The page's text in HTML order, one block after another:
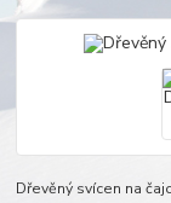
Dřevěný svícen na